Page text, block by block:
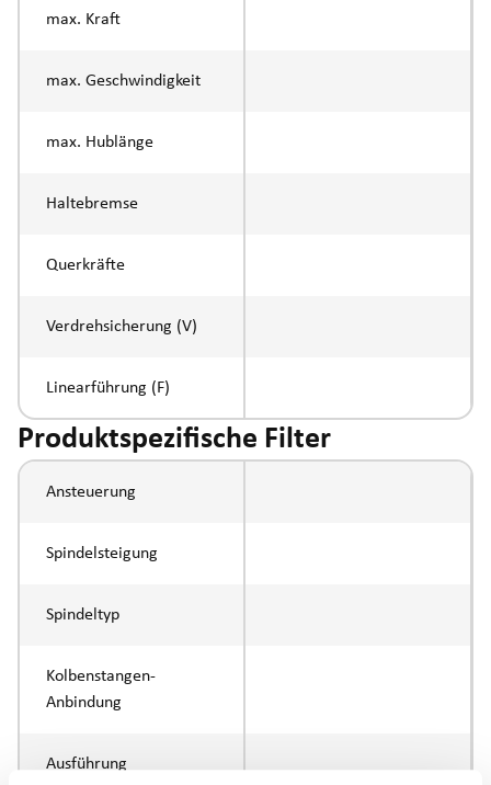
max. Kraft
max. Geschwindigkeit
max. Hublänge
Haltebremse
Querkräfte
Verdrehsicherung (V)
Linearführung (F)
Produktspezifische Filter
Ansteuerung
Spindelsteigung
Spindeltyp
Kolbenstangen-
Anbindung
Ausführung